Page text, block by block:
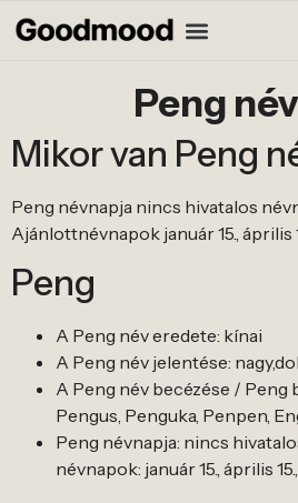
Peng
Mikor van Peng
Peng névnapja nincs hivatalos
Ajánlottnévnapok január 15., április
Peng
A Peng név eredete: kínai
A Peng név jelentése:
A Peng név becézése / Peng
Pengus, Penguka, Penpen,
Peng névnapja: nincs
névnapok: január 15., április